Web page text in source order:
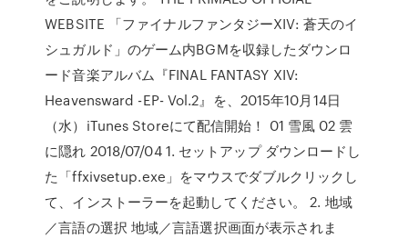
WEBSITE 「ファイナルファンタジーXIV: 蒼天のイ
シュガルド」のゲーム内BGMを収録したダウンロ
ード音楽アルバム『FINAL FANTASY XIV:
Heavensward -EP- Vol.2』を、2015年10月14日
（水）iTunes Storeにて配信開始！ 01 雪風 02 雲
に隠れ 2018/07/04 1. セットアップ ダウンロードし
た「ffxivsetup.exe」をマウスでダブルクリックし
て、インストーラーを起動してください。 2. 地域
／言語の選択 地域／言語選択画面が表示されま